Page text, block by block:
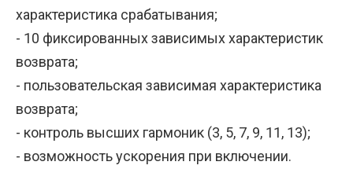
характеристика срабатывания;
- 10 фиксированных зависимых характеристик
возврата;
- пользовательская зависимая характеристика
возврата;
- контроль высших гармоник (3, 5, 7, 9, 11, 13);
- возможность ускорения при включении.